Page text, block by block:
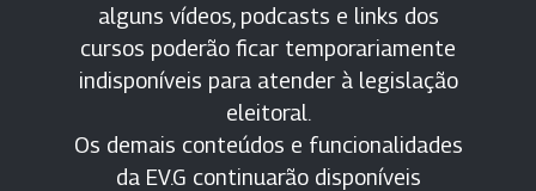
alguns vídeos, podcasts e links dos
cursos poderão ficar temporariamente
indisponíveis para atender à legislação
eleitoral.
Os demais conteúdos e funcionalidades
da EV.G continuarão disponíveis